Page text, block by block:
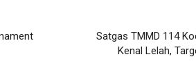
Satgas TMMD 114
Kenal Lelah,